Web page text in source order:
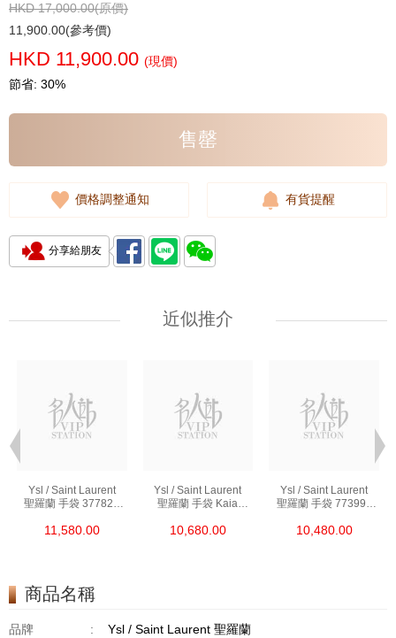
HKD 17,000.00(原價)
11,900.00(參考價)
HKD 11,900.00 (現價)
節省: 30%
售罄
價格調整通知 有貨提醒
分享給朋友
近似推介
Ysl / Saint Laurent
聖羅蘭 手袋 377828
斜挎包
11,580.00
Ysl / Saint Laurent
聖羅蘭 手袋 Kaia
單肩包/斜挎包
10,680.00
Ysl / Saint Laurent
聖羅蘭 手袋 773995
斜挎包/手提包
10,480.00
商品名稱
品牌 : Ysl / Saint Laurent 聖羅蘭